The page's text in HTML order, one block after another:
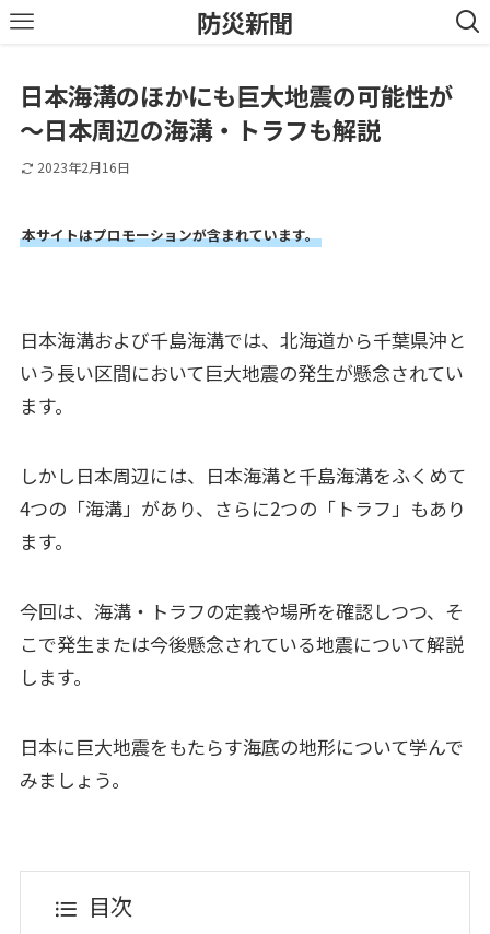
防災新聞
日本海溝のほかにも巨大地震の可能性が
～日本周辺の海溝・トラフも解説
2023年2月16日
本サイトはプロモーションが含まれています。
日本海溝および千島海溝では、北海道から千葉県沖と
いう長い区間において巨大地震の発生が懸念されてい
ます。
しかし日本周辺には、日本海溝と千島海溝をふくめて
4つの「海溝」があり、さらに2つの「トラフ」もあり
ます。
今回は、海溝・トラフの定義や場所を確認しつつ、そ
こで発生または今後懸念されている地震について解説
します。
日本に巨大地震をもたらす海底の地形について学んで
みましょう。
目次